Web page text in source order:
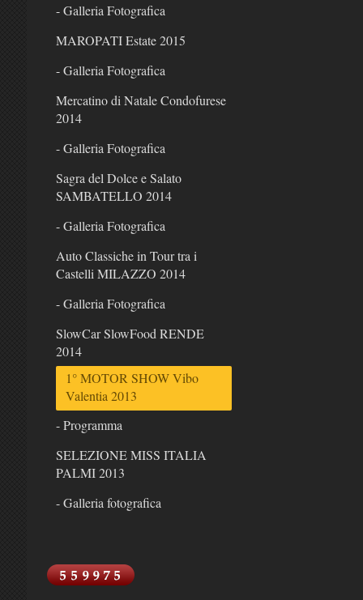
- Galleria Fotografica
MAROPATI Estate 2015
- Galleria Fotografica
Mercatino di Natale Condofurese
2014
- Galleria Fotografica
Sagra del Dolce e Salato
SAMBATELLO 2014
- Galleria Fotografica
Auto Classiche in Tour tra i
Castelli MILAZZO 2014
- Galleria Fotografica
SlowCar SlowFood RENDE
2014
1° MOTOR SHOW Vibo
Valentia 2013
- Programma
SELEZIONE MISS ITALIA
PALMI 2013
- Galleria fotografica